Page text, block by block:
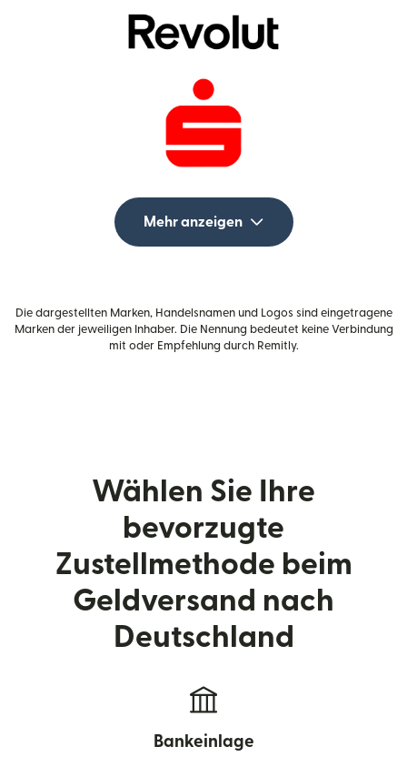
Mehr anzeigen
Die dargestellten Marken, Handelsnamen und Logos sind eingetragene
Marken der jeweiligen Inhaber. Die Nennung bedeutet keine Verbindung
mit oder Empfehlung durch Remitly.
Wählen Sie Ihre
bevorzugte
Zustellmethode beim
Geldversand nach
Deutschland
Bankeinlage